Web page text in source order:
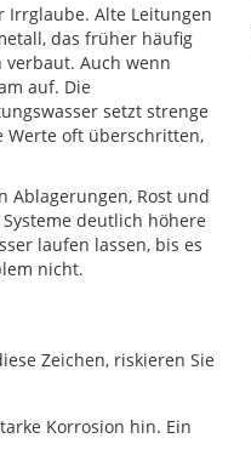
Irrglaube. Alte Leitungen
das früher häufig
verbaut. Auch wenn
auf. Die
setzt strenge
Werte oft überschritten,
Ablagerungen, Rost und
deutlich höhere
laufen lassen, bis es
nicht.
Zeichen, riskieren Sie
Korrosion hin. Ein